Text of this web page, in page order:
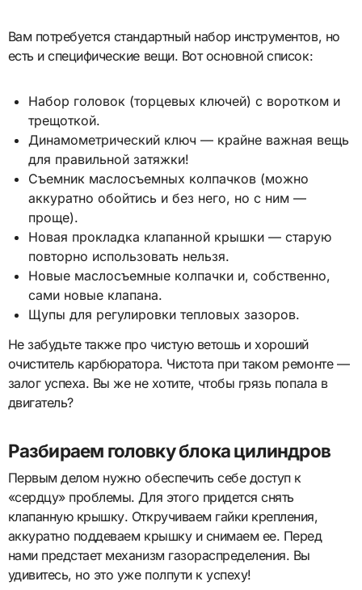
Вам потребуется стандартный набор инструментов, но
есть и специфические вещи. Вот основной список:
Набор головок (торцевых ключей) с воротком и
трещоткой.
Динамометрический ключ — крайне важная вещь
для правильной затяжки!
Съемник маслосъемных колпачков (можно
аккуратно обойтись и без него, но с ним —
проще).
Новая прокладка клапанной крышки — старую
повторно использовать нельзя.
Новые маслосъемные колпачки и, собственно,
сами новые клапана.
Щупы для регулировки тепловых зазоров.
Не забудьте также про чистую ветошь и хороший
очиститель карбюратора. Чистота при таком ремонте —
залог успеха. Вы же не хотите, чтобы грязь попала в
двигатель?
Разбираем головку блока цилиндров
Первым делом нужно обеспечить себе доступ к
«сердцу» проблемы. Для этого придется снять
клапанную крышку. Откручиваем гайки крепления,
аккуратно поддеваем крышку и снимаем ее. Перед
нами предстает механизм газораспределения. Вы
удивитесь, но это уже полпути к успеху!